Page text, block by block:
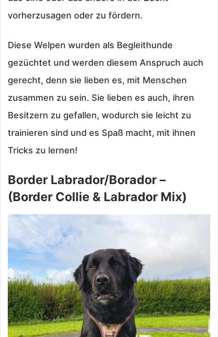
vorherzusagen oder zu fördern.
Diese Welpen wurden als Begleithunde
gezüchtet und werden diesem Anspruch auch
gerecht, denn sie lieben es, mit Menschen
zusammen zu sein. Sie lieben es auch, ihren
Besitzern zu gefallen, wodurch sie leicht zu
trainieren sind und es Spaß macht, mit ihnen
Tricks zu lernen!
Border Labrador/Borador –
(Border Collie & Labrador Mix)